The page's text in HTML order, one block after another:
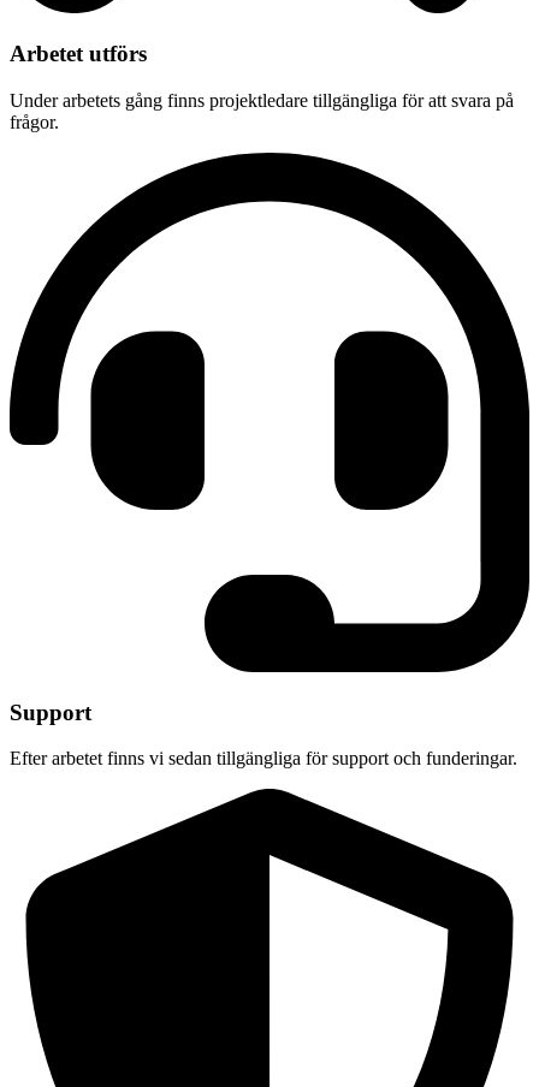
Arbetet utförs
Under arbetets gång finns projektledare tillgängliga för att svara på
frågor.
Support
Efter arbetet finns vi sedan tillgängliga för support och funderingar.